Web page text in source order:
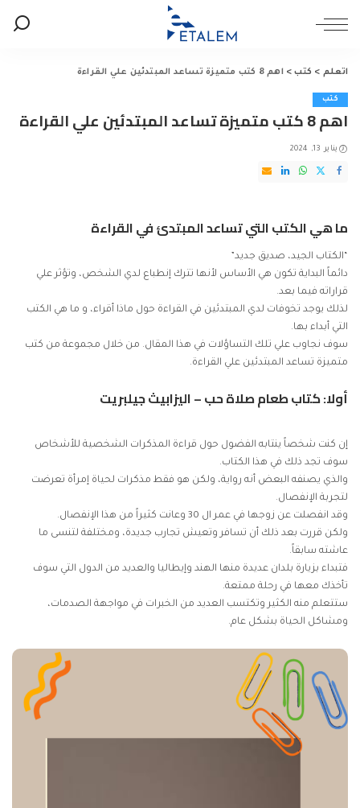
اتعلم > كتب> اهم 8 كتب متميزة تساعد المبتدئين علي القراءة
كتب
اهم 8 كتب متميزة تساعد المبتدئين علي القراءة
يناير 13, 2024
ما هي الكتب التي تساعد المبتدئ في القراءة
“الكتاب الجيد، صديق جديد”
دائماً البداية تكون هي الأساس لأنها تترك إنطباع لدي الشخص، وتؤثر علي
قراراته فيما بعد.
لذلك يوجد تخوفات لدي المبتدئين في القراءة حول ماذا أقراء، و ما هي الكتب
التي أبداء بها.
سوف نجاوب علي تلك التساؤلات في هذا المقال. من خلال مجموعة من كتب
متميزة تساعد المبتدئين علي القراءة.
أولا: كتاب طعام صلاة حب – اليزابيث جيلبريت
إن كنت شخصاً ينتابه الفضول حول قراءة المذكرات الشخصية للأشخاص
سوف تجد ذلك في هذا الكتاب.
والذي يصنفه البعض أنه رواية، ولكن هو فقط مذكرات لحياة إمرأة تعرضت
لتجربة الإنفصال.
وقد انفصلت عن زوجها في عمر ال 30 وعانت كثيراً من هذا الإنفصال.
ولكن قررت بعد ذلك أن تسافر وتعيش تجارب جديدة، ومختلفة لتنسى ما
عاشته سابقاً.
فتبداء بزيارة بلدان عديدة منها الهند وإيطاليا والعديد من الدول التي سوف
تأخذك معها في رحلة ممتعة.
ستتعلم منه الكثير وتكتسب العديد من الخبرات في مواجهة الصدمات،
ومشاكل الحياة بشكل عام.